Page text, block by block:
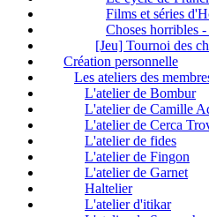
Films et séries
Choses horribles
[Jeu] Tournoi des
Création personnelle
Les ateliers des
L'atelier de Bombur
L'atelier de Camille
L'atelier de Cerca
L'atelier de fides
L'atelier de Fingon
L'atelier de Garnet
Haltelier
L'atelier d'itikar